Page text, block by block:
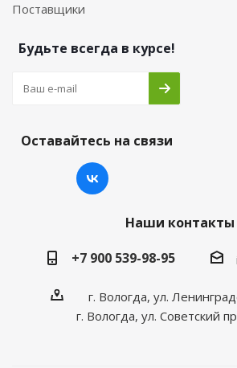
Поставщики
Будьте всегда в курсе!
Оставайтесь на связи
Наши контакты
+7 900 539-98-95
г. Вологда, ул.
г. Вологда, ул. Советский